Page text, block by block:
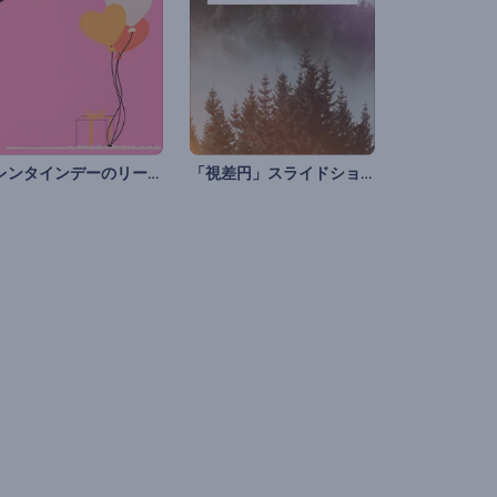
バレンタインデーのリールパック 「視差円」スライドショー